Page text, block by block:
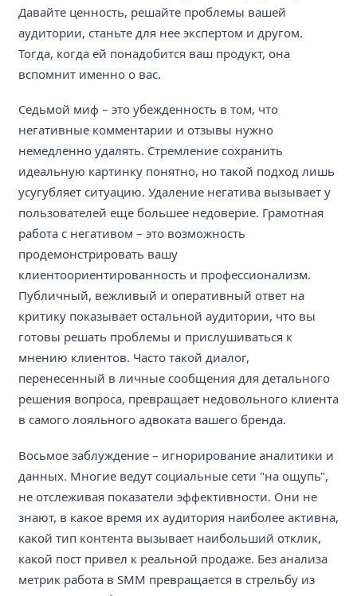
Давайте ценность, решайте проблемы вашей
аудитории, станьте для нее экспертом и другом.
Тогда, когда ей понадобится ваш продукт, она
вспомнит именно о вас.
Седьмой миф – это убежденность в том, что
негативные комментарии и отзывы нужно
немедленно удалять. Стремление сохранить
идеальную картинку понятно, но такой подход лишь
усугубляет ситуацию. Удаление негатива вызывает у
пользователей еще большее недоверие. Грамотная
работа с негативом – это возможность
продемонстрировать вашу
клиентоориентированность и профессионализм.
Публичный, вежливый и оперативный ответ на
критику показывает остальной аудитории, что вы
готовы решать проблемы и прислушиваться к
мнению клиентов. Часто такой диалог,
перенесенный в личные сообщения для детального
решения вопроса, превращает недовольного клиента
в самого лояльного адвоката вашего бренда.
Восьмое заблуждение – игнорирование аналитики и
данных. Многие ведут социальные сети "на ощупь",
не отслеживая показатели эффективности. Они не
знают, в какое время их аудитория наиболее активна,
какой тип контента вызывает наибольший отклик,
какой пост привел к реальной продаже. Без анализа
метрик работа в SMM превращается в стрельбу из